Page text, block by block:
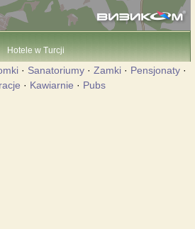
Hotele w Turcji
· Sanatoriumy · Zamki · Pensjonaty ·
· Kawiarnie · Pubs